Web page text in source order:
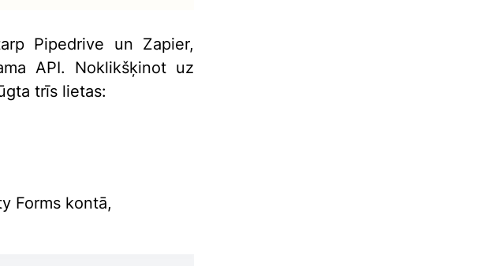
Pipedrive un Zapier,
API. Noklikšķinot uz
trīs lietas:
Forms kontā,